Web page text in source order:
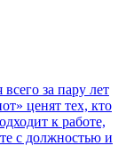
за пару лет
ценят тех, кто
к работе,
с должностью и